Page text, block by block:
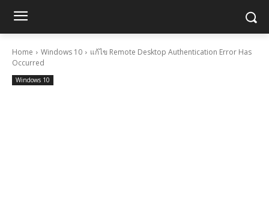
Home Windows 10
แก้ไข Remote Desktop Authentication Error Has
Occurred
Windows 10